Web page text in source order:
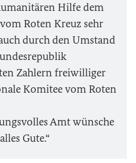
Hilfe dem
Roten Kreuz sehr
durch den Umstand
Zahlern freiwilliger
Komitee vom Roten
Amt wünsche
Gute.“